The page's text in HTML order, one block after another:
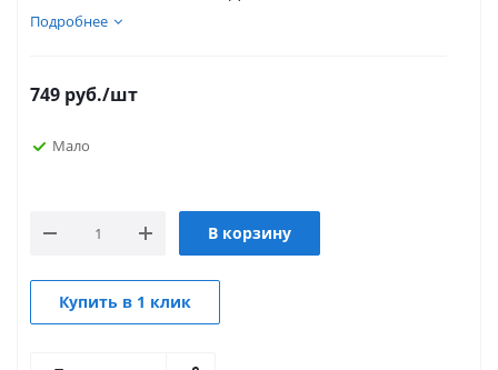
Подробнее
749 руб./шт
Мало
В корзину
Купить в 1 клик